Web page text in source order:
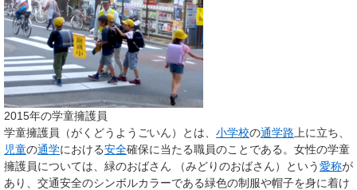
2015年の学童擁護員
学童擁護員
（がくどうようごいん）とは、 小学校の通学路 上に立ち、
児童の通学における安全確保に当たる職員のことである。女性の学童
擁護員については、 緑のおばさん （みどりのおばさん） という愛称が
あり、交通安全のシンボルカラーである緑色の制服や帽子を身に着け